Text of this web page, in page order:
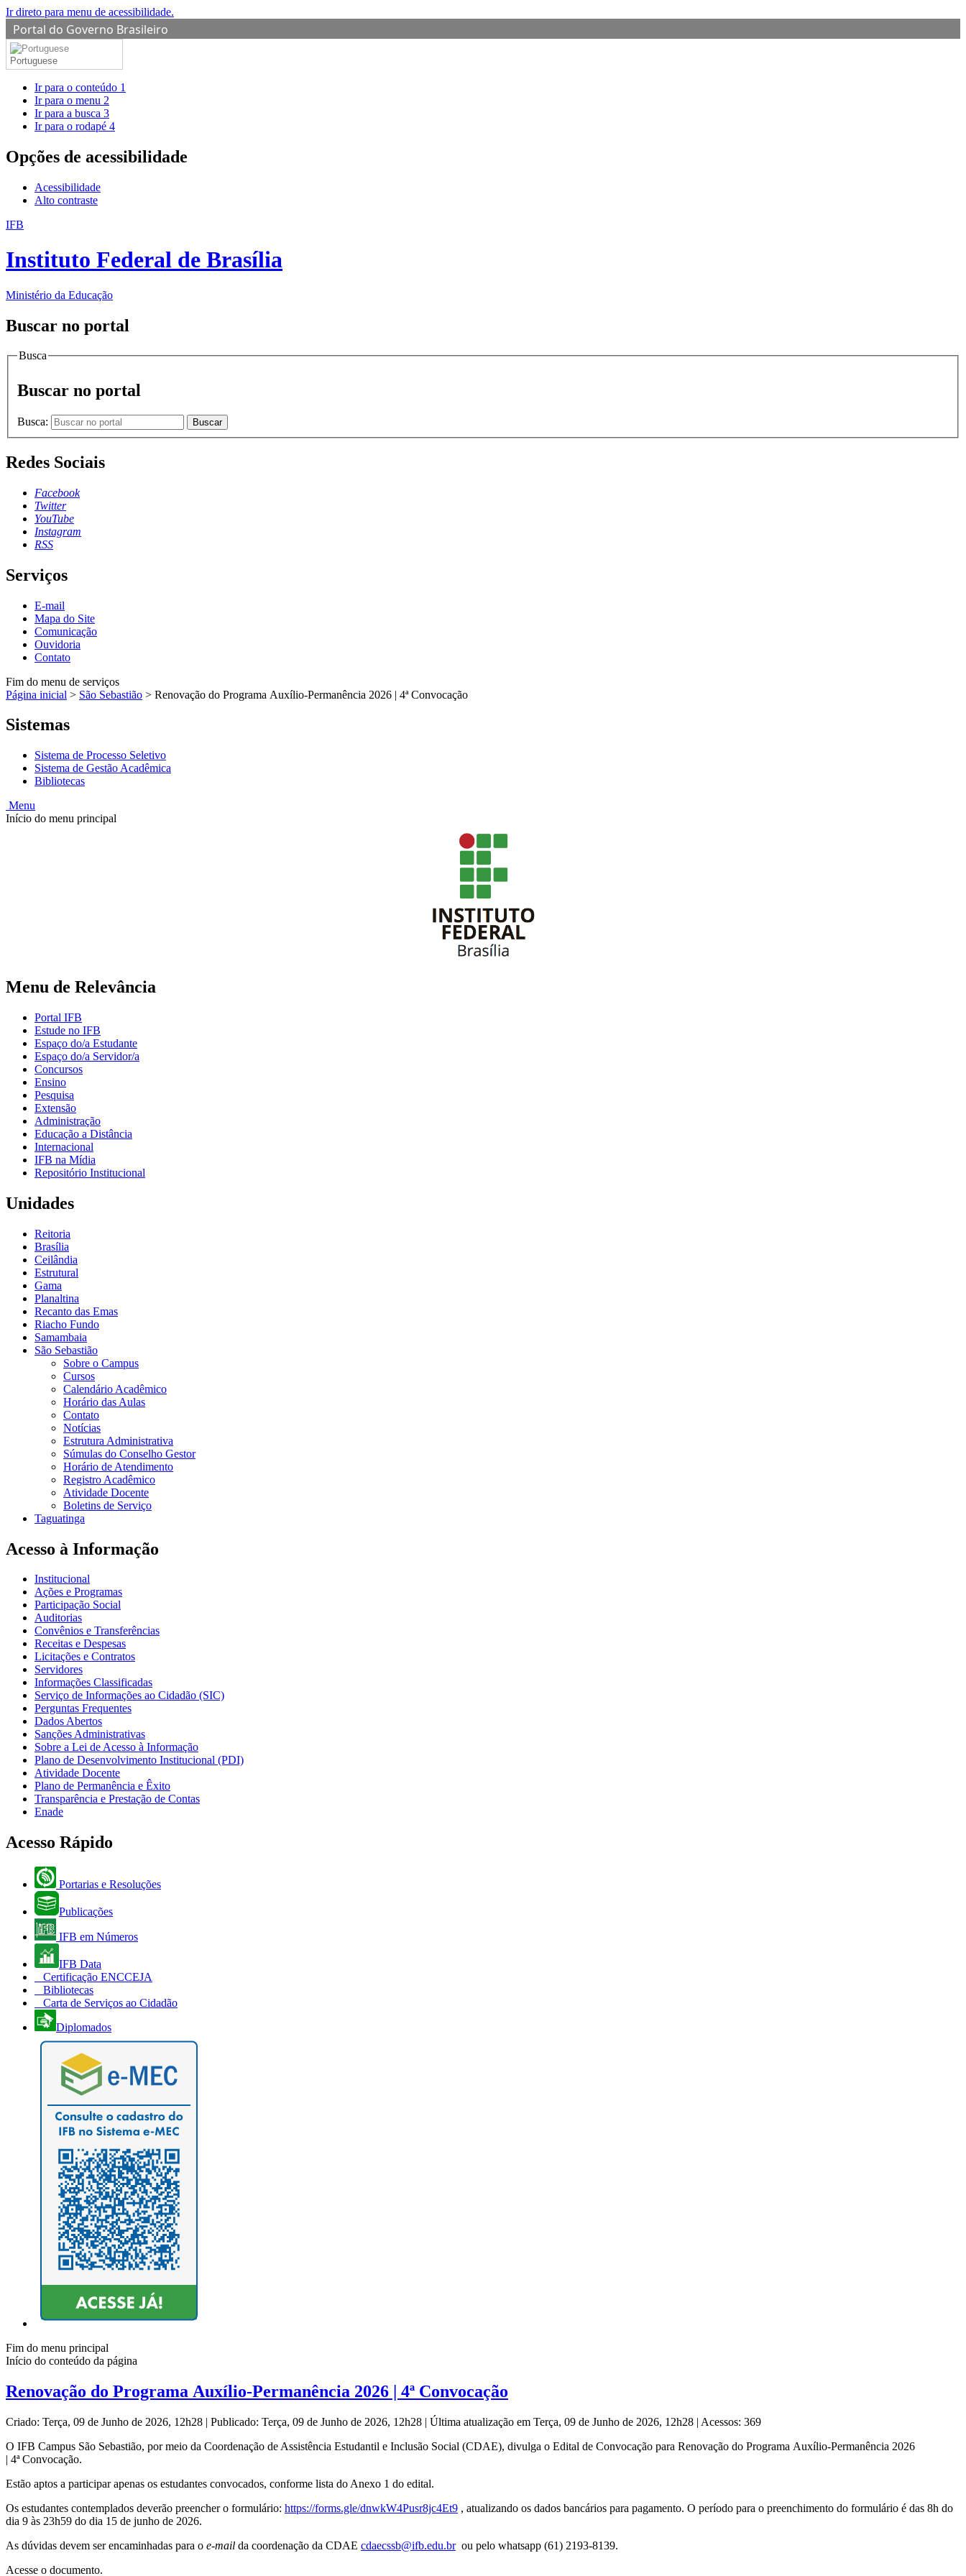
Ir direto para menu de acessibilidade.
Portal do Governo Brasileiro
Portuguese
Ir para o conteúdo 1
Ir para o menu 2
Ir para a busca 3
Ir para o rodapé 4
Opções de acessibilidade
Acessibilidade
Alto contraste
IFB
Instituto Federal de Brasília
Ministério da Educação
Buscar no portal
Busca
Buscar no portal
Busca: Buscar
Redes Sociais
Facebook
Twitter
YouTube
Instagram
RSS
Serviços
E-mail
Mapa do Site
Comunicação
Ouvidoria
Contato
Fim do menu de serviços
Página inicial > São Sebastião > Renovação do Programa Auxílio-Permanência 2026 | 4ª Convocação
Sistemas
Sistema de Processo Seletivo
Sistema de Gestão Acadêmica
Bibliotecas
Menu
Início do menu principal
Menu de Relevância
Portal IFB
Estude no IFB
Espaço do/a Estudante
Espaço do/a Servidor/a
Concursos
Ensino
Pesquisa
Extensão
Administração
Educação a Distância
Internacional
IFB na Mídia
Repositório Institucional
Unidades
Reitoria
Brasília
Ceilândia
Estrutural
Gama
Planaltina
Recanto das Emas
Riacho Fundo
Samambaia
São Sebastião
Sobre o Campus
Cursos
Calendário Acadêmico
Horário das Aulas
Contato
Notícias
Estrutura Administrativa
Súmulas do Conselho Gestor
Horário de Atendimento
Registro Acadêmico
Atividade Docente
Boletins de Serviço
Taguatinga
Acesso à Informação
Institucional
Ações e Programas
Participação Social
Auditorias
Convênios e Transferências
Receitas e Despesas
Licitações e Contratos
Servidores
Informações Classificadas
Serviço de Informações ao Cidadão (SIC)
Perguntas Frequentes
Dados Abertos
Sanções Administrativas
Sobre a Lei de Acesso à Informação
Plano de Desenvolvimento Institucional (PDI)
Atividade Docente
Plano de Permanência e Êxito
Transparência e Prestação de Contas
Enade
Acesso Rápido
Portarias e Resoluções
Publicações
IFB em Números
IFB Data
Certificação ENCCEJA
Bibliotecas
Carta de Serviços ao Cidadão
Diplomados
Fim do menu principal
Início do conteúdo da página
Renovação do Programa Auxílio-Permanência 2026 | 4ª Convocação
Criado: Terça, 09 de Junho de 2026, 12h28 | Publicado: Terça, 09 de Junho de 2026, 12h28 | Última atualização em Terça, 09 de Junho de 2026, 12h28 | Acessos: 369
O IFB Campus São Sebastião, por meio da Coordenação de Assistência Estudantil e Inclusão Social (CDAE), divulga o Edital de Convocação para Renovação do Programa Auxílio-Permanência 2026
| 4ª Convocação.
Estão aptos a participar apenas os estudantes convocados, conforme lista do Anexo 1 do edital.
Os estudantes contemplados deverão preencher o formulário: https://forms.gle/dnwkW4Pusr8jc4Et9 , atualizando os dados bancários para pagamento. O período para o preenchimento do formulário é das 8h do
dia 9 às 23h59 do dia 15 de junho de 2026.
As dúvidas devem ser encaminhadas para o e-mail da coordenação da CDAE cdaecssb@ifb.edu.brou pelo whatsapp (61) 2193-8139.
Acesse o documento.